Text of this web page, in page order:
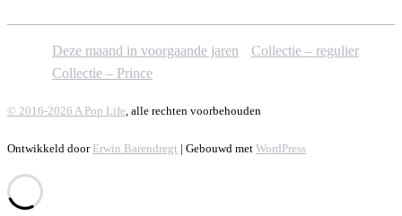
Deze maand in voorgaande jaren
Collectie – regulier
Collectie – Prince
© 2016-2026 A Pop Life, alle rechten voorbehouden
Ontwikkeld door Erwin Barendregt | Gebouwd met WordPress